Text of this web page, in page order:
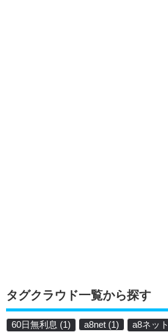
タグクラウド一覧から探す
60日無利息 (1) a8net (1) a8ネット